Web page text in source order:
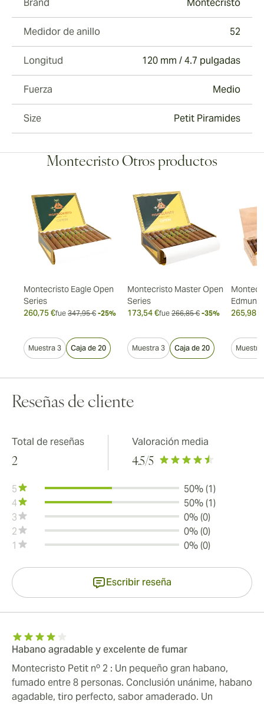
Brand Montecristo
Medidor de anillo 52
Longitud 120 mm / 4.7 pulgadas
Fuerza Medio
Size Petit Piramides
Montecristo Otros productos
Montecristo Eagle Open
Series
260,75 €fue 347,95 € -25%
Muestra 3 Caja de 20
Montecristo Master Open
Series
173,54 €fue 266,85 € -35%
Muestra 3 Caja de 20
265,98 €
Muestra
Reseñas de cliente
Total de reseñas
2
Valoración media
4.5/5
5
50% (1)
4
50% (1)
3
0% (0)
2
0% (0)
1
0% (0)
Escribir reseña
Habano agradable y excelente de fumar
Montecristo Petit nº 2 : Un pequeño gran habano,
fumado entre 8 personas. Conclusión unánime, habano
agadable, tiro perfecto, sabor amaderado. Un